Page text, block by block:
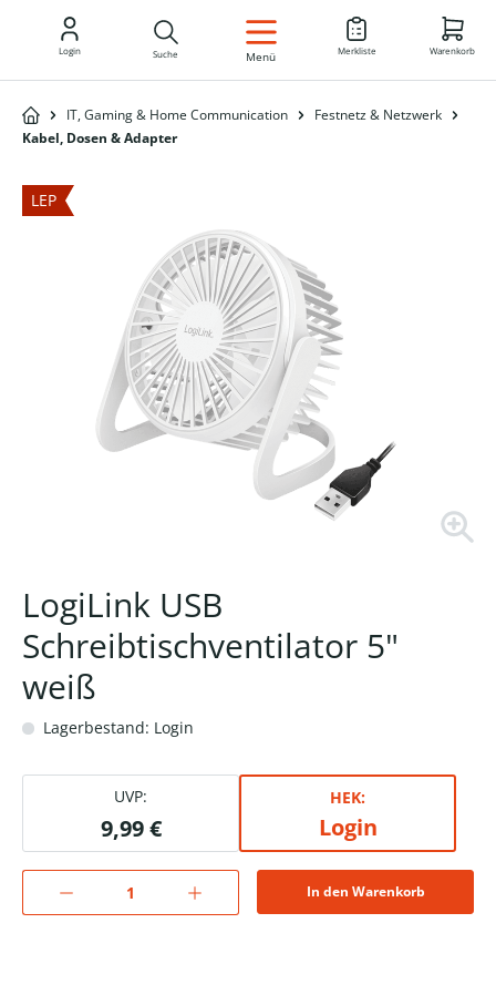
DE
Login Suche Menü Merkliste Warenkorb
IT, Gaming & Home Communication
Festnetz & Netzwerk
Kabel, Dosen & Adapter
LEP
LogiLink USB
Schreibtischventilator 5"
weiß
Lagerbestand: Login
UVP:
9,99 €
HEK:
Login
In den Warenkorb